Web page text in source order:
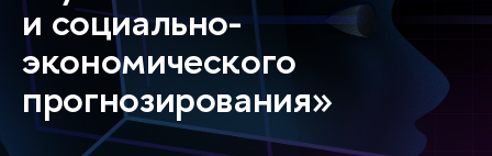
и социально-
экономического
прогнозирования»